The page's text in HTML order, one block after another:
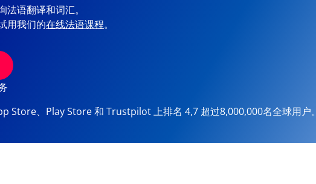
语翻译和词汇。
用我们的在线法语课程。
Store、Play Store 和 Trustpilot 上排名 4,7 超过8,000,000名全球用户。